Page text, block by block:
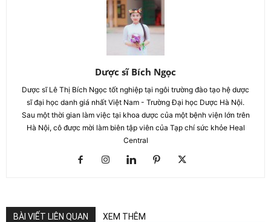
Dược sĩ Bích Ngọc
Dược sĩ Lê Thị Bích Ngọc tốt nghiệp tại ngôi trường đào tạo hệ dược
sĩ đại học danh giá nhất Việt Nam - Trường Đại học Dược Hà Nội.
Sau một thời gian làm việc tại khoa dược của một bệnh viện lớn trên
Hà Nội, cô được mời làm biên tập viên của Tạp chí sức khỏe Heal
Central
BÀI VIẾT LIÊN QUAN XEM THÊM